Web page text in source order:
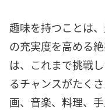
趣味を持つことは
の充実度を高める
は、これまで挑戦
るチャンスがたく
画、音楽、料理、